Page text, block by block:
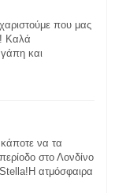
που μας
Καλά
και
κάποτε να τα
στο Λονδίνο
ατμόσφαιρα